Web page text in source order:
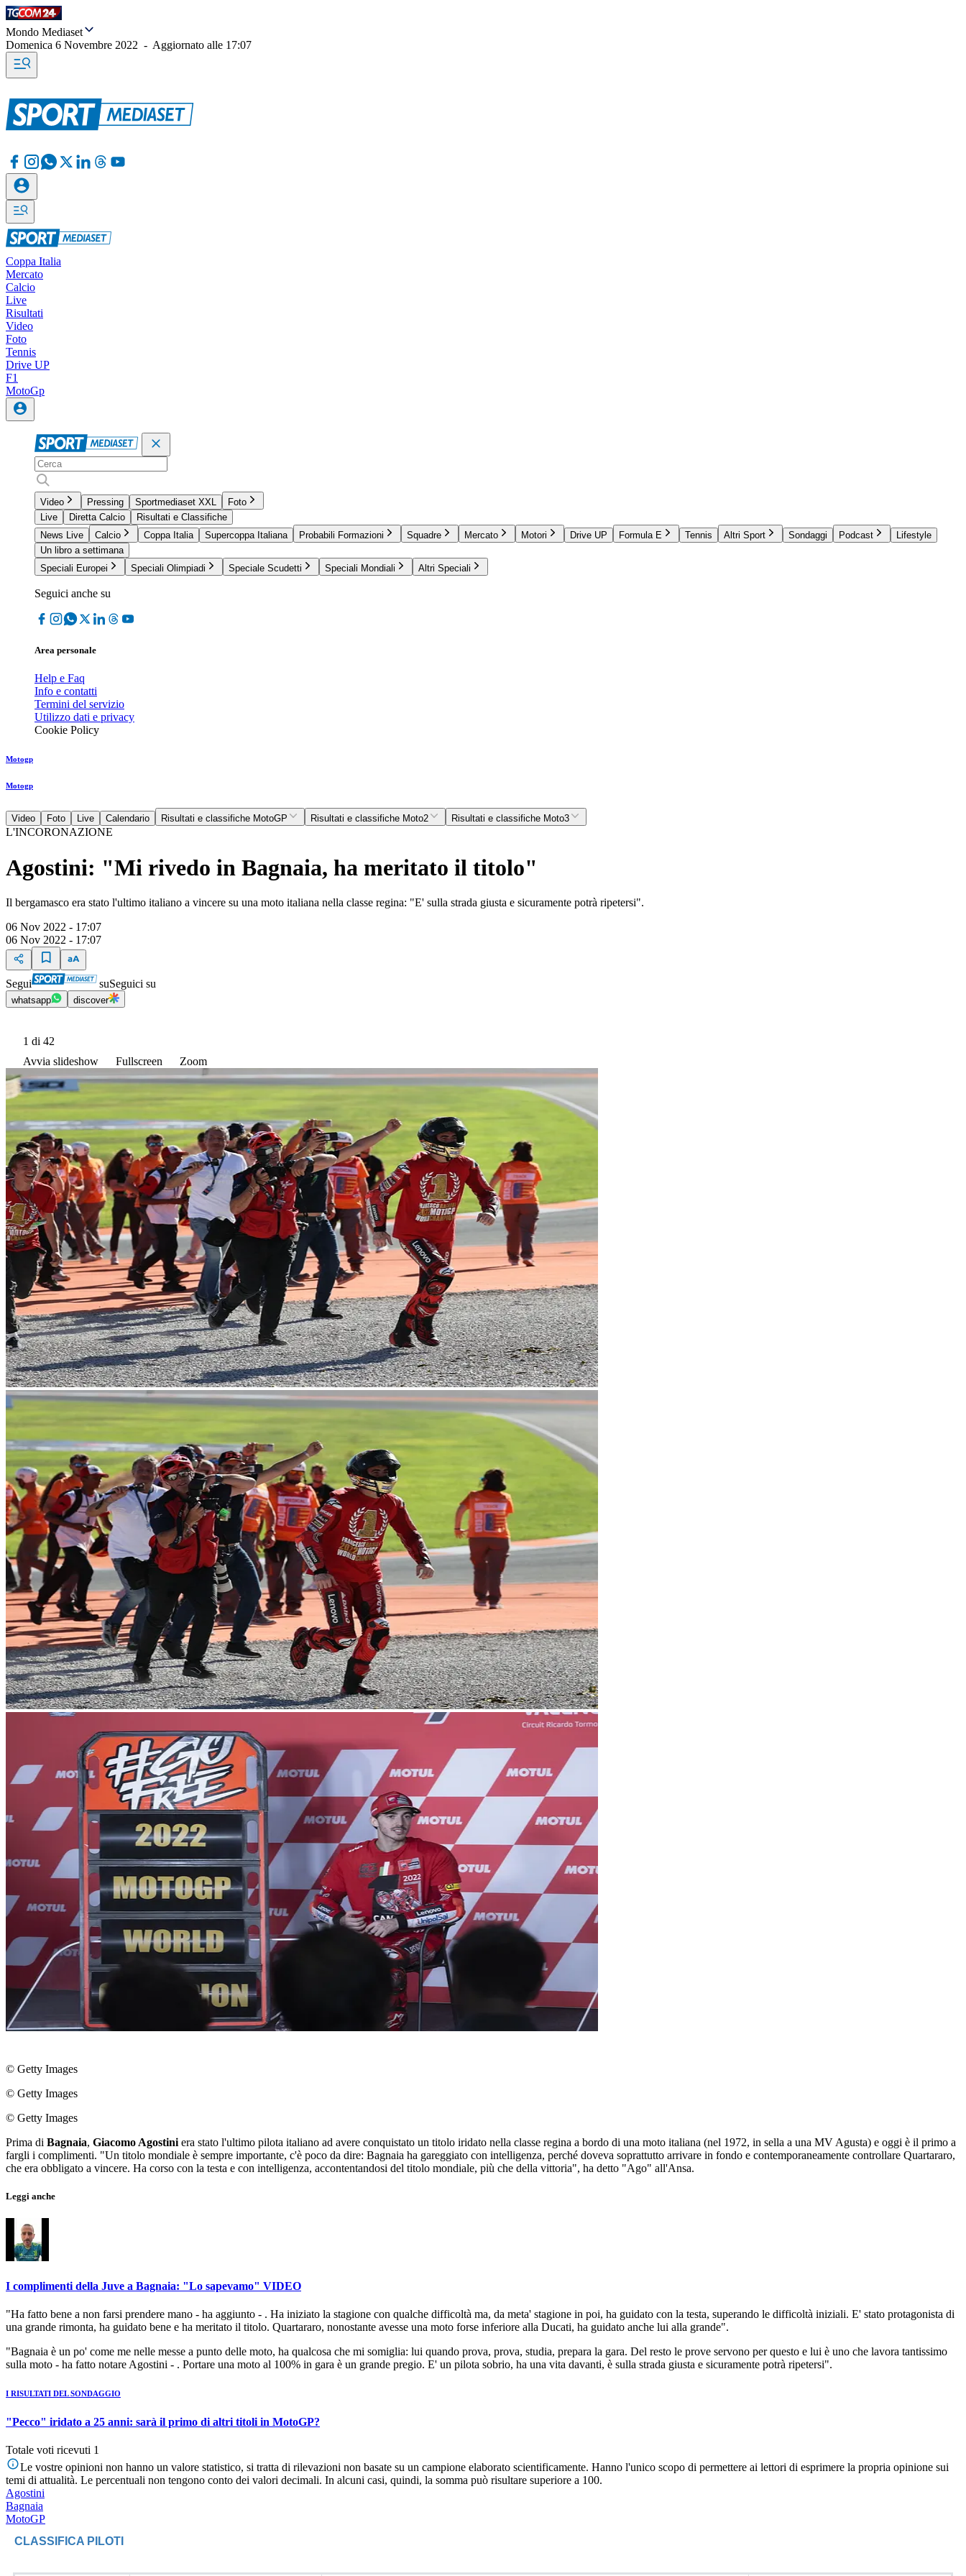
Mondo Mediaset
Domenica 6 Novembre 2022 - Aggiornato alle 17:07
Coppa Italia
Mercato
Calcio
Live
Risultati
Video
Foto
Tennis
Drive UP
F1
MotoGp
Video Pressing Sportmediaset XXL
Foto
Live
Diretta Calcio
Risultati e Classifiche
News Live
Calcio Coppa Italia Supercoppa Italiana Probabili Formazioni Squadre Mercato Motori Drive UP Formula E Tennis Altri Sport Sondaggi Podcast
Lifestyle
Un libro a settimana
Speciali Europei
Speciali Olimpiadi Speciale Scudetti Speciali Mondiali Altri Speciali
Seguici anche su
Area personale
Help e Faq
Info e contatti
Termini del servizio
Utilizzo dati e privacy
Cookie Policy
Motogp
Motogp
Video Foto Live Calendario Risultati e classifiche MotoGP Risultati e classifiche Moto2 Risultati e classifiche Moto3
L'INCORONAZIONE
Agostini: "Mi rivedo in Bagnaia, ha meritato il titolo"
Il bergamasco era stato l'ultimo italiano a vincere su una moto italiana nella classe regina: "E' sulla strada giusta e sicuramente potrà ripetersi".
06 Nov 2022 - 17:07
06 Nov 2022 - 17:07
Segui suSeguici su
whatsapp discover
1 di 42
Avvia slideshow
Fullscreen Zoom
© Getty Images
© Getty Images
© Getty Images
Prima di Bagnaia, Giacomo Agostini era stato l'ultimo pilota italiano ad avere conquistato un titolo iridato nella classe regina a bordo di una moto italiana (nel 1972, in sella a una MV Agusta) e oggi è il primo a
fargli i complimenti. "Un titolo mondiale è sempre importante, c'è poco da dire: Bagnaia ha gareggiato con intelligenza, perché doveva soprattutto arrivare in fondo e contemporaneamente controllare Quartararo,
che era obbligato a vincere. Ha corso con la testa e con intelligenza, accontentandosi del titolo mondiale, più che della vittoria", ha detto "Ago" all'Ansa.
Leggi anche
I complimenti della Juve a Bagnaia: "Lo sapevamo" VIDEO
"Ha fatto bene a non farsi prendere mano - ha aggiunto - . Ha iniziato la stagione con qualche difficoltà ma, da meta' stagione in poi, ha guidato con la testa, superando le difficoltà iniziali. E' stato protagonista di
una grande rimonta, ha guidato bene e ha meritato il titolo. Quartararo, nonostante avesse una moto forse inferiore alla Ducati, ha guidato anche lui alla grande".
"Bagnaia è un po' come me nelle messe a punto delle moto, ha qualcosa che mi somiglia: lui quando prova, prova, studia, prepara la gara. Del resto le prove servono per questo e lui è uno che lavora tantissimo
sulla moto - ha fatto notare Agostini - . Portare una moto al 100% in gara è un grande pregio. E' un pilota sobrio, ha una vita davanti, è sulla strada giusta e sicuramente potrà ripetersi".
I RISULTATI DEL SONDAGGIO
"Pecco" iridato a 25 anni: sarà il primo di altri titoli in MotoGP?
Totale voti ricevuti 1
Le vostre opinioni non hanno un valore statistico, si tratta di rilevazioni non basate su un campione elaborato scientificamente. Hanno l'unico scopo di permettere ai lettori di esprimere la propria opinione sui
temi di attualità. Le percentuali non tengono conto dei valori decimali. In alcuni casi, quindi, la somma può risultare superiore a 100.
Agostini
Bagnaia
MotoGP